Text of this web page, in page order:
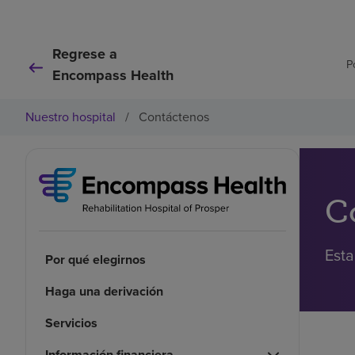
Regrese a
Encompass Health
Nuestro hospital / Contáctenos
Por qué elegirnos
Haga una derivación
Servicios